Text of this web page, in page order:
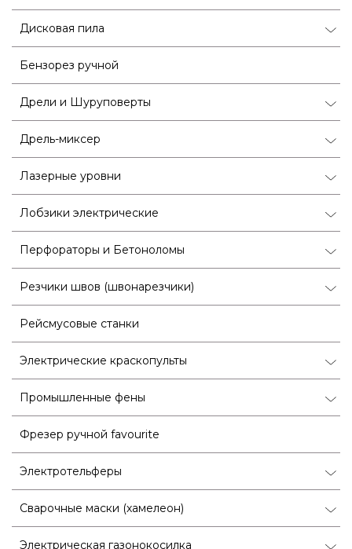
Дисковая пила
Бензорез ручной
Дрели и Шуруповерты
Дрель-миксер
Лазерные уровни
Лобзики электрические
Перфораторы и Бетоноломы
Резчики швов (швонарезчики)
Рейсмусовые станки
Электрические краскопульты
Промышленные фены
Фрезер ручной favourite
Электротельферы
Сварочные маски (хамелеон)
Электрическая газонокосилка